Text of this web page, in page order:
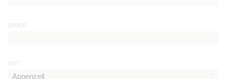
DAUER
ORT